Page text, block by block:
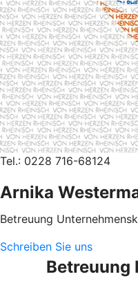
Tel.: 0228 716-68124
Arnika
Betreuung
Schreiben Sie uns
Betreuung